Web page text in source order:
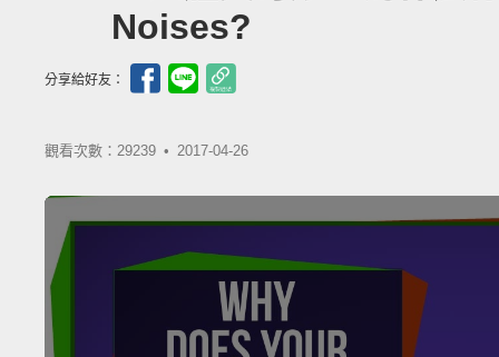
Noises?
分享給好友：
觀看次數：29239 • 2017-04-26